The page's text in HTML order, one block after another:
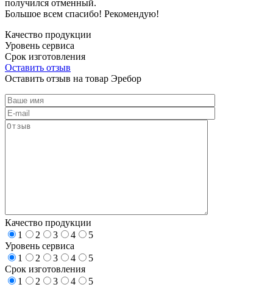
получился отменный.
Большое всем спасибо! Рекомендую!
Качество продукции
Уровень сервиса
Срок изготовления
Оставить отзыв
Оставить отзыв на товар Эребор
Качество продукции
1
2 3 4
5
Уровень сервиса
1
2 3 4
5
Срок изготовления
1
2 3 4
5